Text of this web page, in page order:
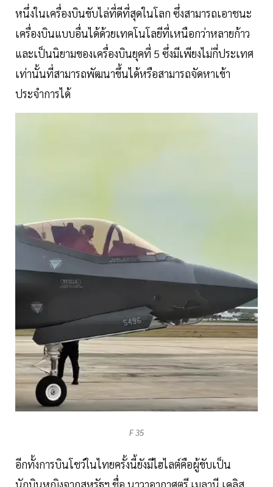
หนึ่งในเครื่องบินขับไล่ที่ดีที่สุดในโลก ซึ่งสามารถเอาชนะ
เครื่องบินแบบอื่นได้ด้วยเทคโนโลยีที่เหนือกว่าหลายก้าว
และเป็นนิยามของเครื่องบินยุคที่ 5 ซึ่งมีเพียงไม่กี่ประเทศ
เท่านั้นที่สามารถพัฒนาขึ้นได้หรือสามารถจัดหาเข้า
ประจำการได้
F 35
อีกทั้งการบินโชว์ในไทยครั้งนี้ยังมีไฮไลต์คือผู้ขับเป็น